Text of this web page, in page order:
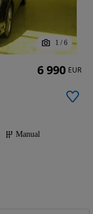
1 / 6
Manual
6 990 EUR